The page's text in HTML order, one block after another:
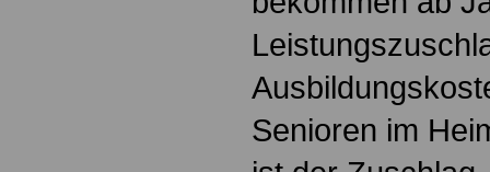
Senioren im